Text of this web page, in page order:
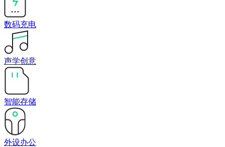
数码充电
声学创意
智能存储
外设办公